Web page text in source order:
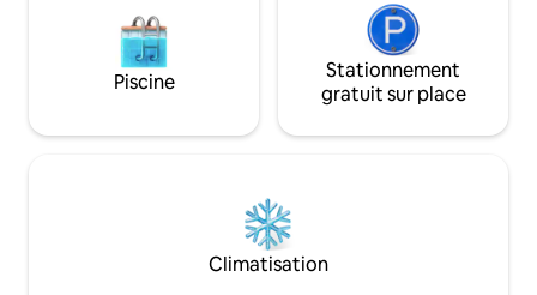
Piscine
Stationnement
gratuit sur place
Climatisation